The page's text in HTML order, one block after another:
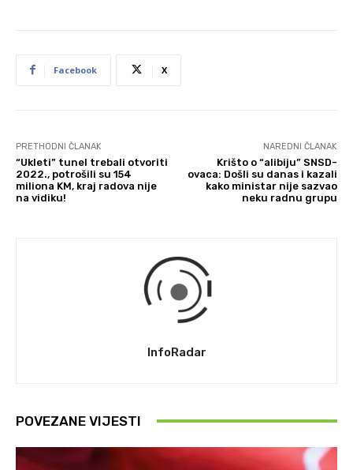
Facebook X
PRETHODNI ČLANAK
“Ukleti” tunel trebali otvoriti
2022., potrošili su 154
miliona KM, kraj radova nije
na vidiku!
NAREDNI ČLANAK
Krišto o “alibiju” SNSD-
ovaca: Došli su danas i kazali
kako ministar nije sazvao
neku radnu grupu
InfoRadar
POVEZANE VIJESTI